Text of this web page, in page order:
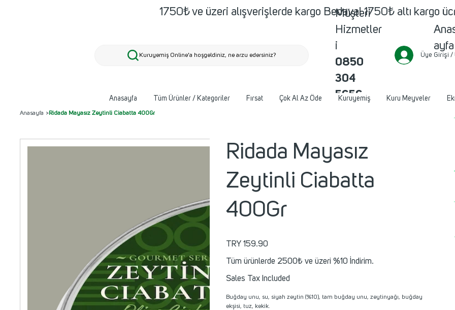
1750₺ ve üzeri alışverişlerde kargo Bedava! 1750₺ altı kargo
ayfa
Kuruyemiş Online'a hoşgeldiniz, ne arzu edersiniz?
Müşteri
Hizmetler
i
0850
304
5656
Üye Girişi /
Anasayfa Tüm Ürünler / Kategoriler Fırsat Çok Al Az Öde Kuruyemiş Kuru Meyveler
Anasayfa >Ridada Mayasız Zeytinli Ciabatta 400Gr
Ridada Mayasız
Zeytinli Ciabatta
400Gr
Price
TRY 159.90
Tüm ürünlerde 2500₺ ve üzeri %10 İndirim.
Sales Tax Included
Buğday unu, su, siyah zeytin (%10), tam buğday unu, zeytinyağı, buğday
ekşisi, tuz, kekik.